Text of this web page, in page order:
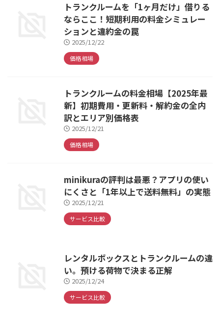
トランクルームを「1ヶ月だけ」借りる
ならここ！短期利用の料金シミュレー
ションと違約金の罠
2025/12/22
価格相場
トランクルームの料金相場【2025年最
新】初期費用・更新料・解約金の全内
訳とエリア別価格表
2025/12/21
価格相場
minikuraの評判は最悪？アプリの使い
にくさと「1年以上で送料無料」の実態
2025/12/21
サービス比較
レンタルボックスとトランクルームの違
い。預ける荷物で決まる正解
2025/12/24
サービス比較